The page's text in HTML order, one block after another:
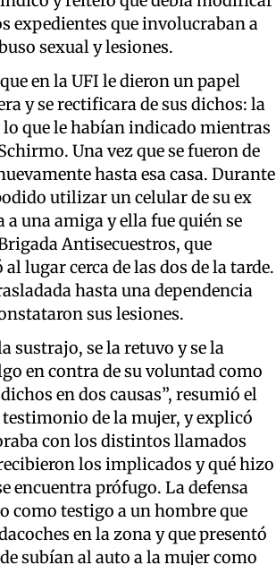
expedientes que involucraban a
sexual y lesiones.
en la UFI le dieron un papel
y se rectificara de sus dichos: la
que le habían indicado mientras
Una vez que se fueron de
hasta esa casa. Durante
utilizar un celular de su ex
a una amiga y ella fue quién se
Antisecuestros, que
lugar cerca de las dos de la tarde.
hasta una dependencia
sus lesiones.
sustrajo, se la retuvo y se la
en contra de su voluntad como
en dos causas”, resumió el
testimonio de la mujer, y explicó
con los distintos llamados
los implicados y qué hizo
encuentra prófugo. La defensa
como testigo a un hombre que
en la zona y que presentó
subían al auto a la mujer como